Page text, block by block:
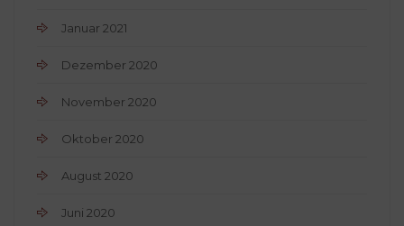
Januar 2021
Dezember 2020
November 2020
Oktober 2020
August 2020
Juni 2020